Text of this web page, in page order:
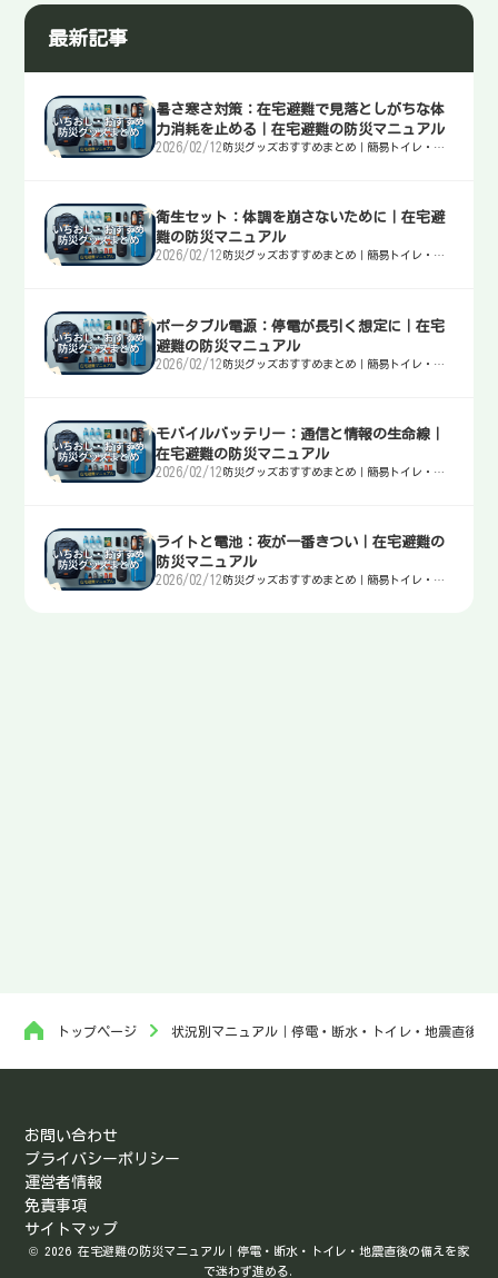
最新記事
暑さ寒さ対策：在宅避難で見落としがちな体
力消耗を止める｜在宅避難の防災マニュアル
2026/02/12 防災グッズおすすめまとめ｜簡易トイレ・
衛生セット：体調を崩さないために｜在宅避
難の防災マニュアル
2026/02/12 防災グッズおすすめまとめ｜簡易トイレ・
ポータブル電源：停電が長引く想定に｜在宅
避難の防災マニュアル
2026/02/12 防災グッズおすすめまとめ｜簡易トイレ・
モバイルバッテリー：通信と情報の生命線｜
在宅避難の防災マニュアル
2026/02/12 防災グッズおすすめまとめ｜簡易トイレ・
ライトと電池：夜が一番きつい｜在宅避難の
防災マニュアル
2026/02/12 防災グッズおすすめまとめ｜簡易トイレ・
トップページ 状況別マニュアル｜停電・断水・トイレ・地震直後・
お問い合わせ
プライバシーポリシー
運営者情報
免責事項
サイトマップ
© 2026 在宅避難の防災マニュアル｜停電・断水・トイレ・地震直後の備えを家
で迷わず進める.